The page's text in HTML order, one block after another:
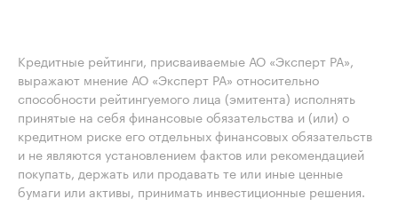
Кредитные рейтинги, присваиваемые АО «Эксперт РА»,
выражают мнение АО «Эксперт РА» относительно
способности рейтингуемого лица (эмитента) исполнять
принятые на себя финансовые обязательства и (или) о
кредитном риске его отдельных финансовых обязательств
и не являются установлением фактов или рекомендацией
покупать, держать или продавать те или иные ценные
бумаги или активы, принимать инвестиционные решения.